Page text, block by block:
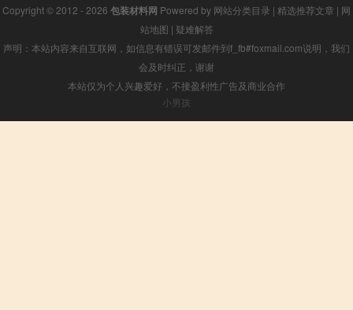
Copyright © 2012 - 2026 包装材料网 Powered by 网站分类目录 | 精选推荐文章 | 网
站地图 | 疑难解答
声明：本站内容来自互联网，如信息有错误可发邮件到f_fb#foxmail.com说明，我们
会及时纠正，谢谢
本站仅为个人兴趣爱好，不接盈利性广告及商业合作
小男孩